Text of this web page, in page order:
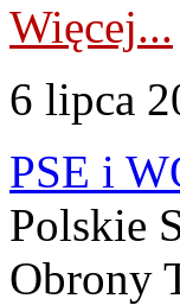
Więcej...
6 lipca
PSE i
Polskie
Obrony